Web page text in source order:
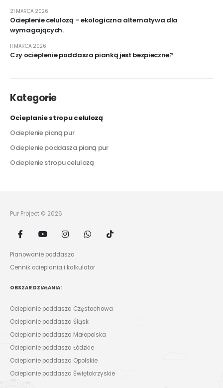
Ocieplenie celulozą – ekologiczna alternatywa dla
wymagających.
21 MARCA 2026
Czy ocieplenie poddasza pianką jest bezpieczne?
11 MARCA 2026
Kategorie
Ocieplanie stropu celulozą
Ocieplenie pianą pur
Ocieplenie poddasza pianą pur
Ocieplenie stropu celulozą
Pur Project © 2026.
Pianowanie poddasza
Cennik ocieplania i kalkulator
OBSZAR DZIAŁANIA:
Ocieplanie poddasza Częstochowa
Ocieplanie poddasza Śląsk
Ocieplanie poddasza Małopolska
Ocieplanie poddasza Łódzkie
Ocieplanie poddasza Opolskie
Ocieplanie poddasza Świętokrzyskie